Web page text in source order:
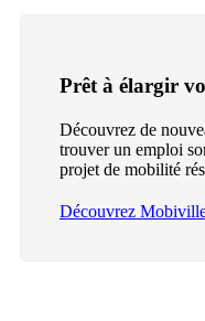
Prêt à élargir
Découvrez de
trouver un emploi
projet de mobilité
Découvrez